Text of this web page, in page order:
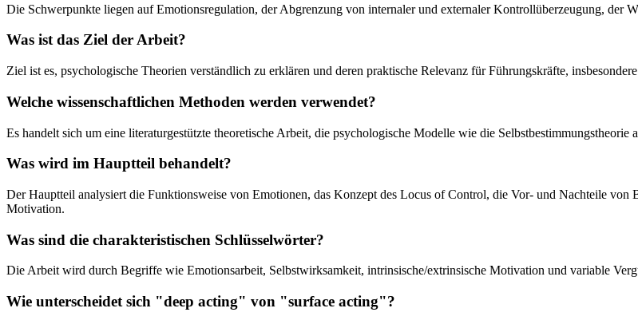
Die Schwerpunkte liegen auf Emotionsregulation, der Abgrenzung von internaler und externaler Kontrollüberzeugung, der
Was ist das Ziel der Arbeit?
Ziel ist es, psychologische Theorien verständlich zu erklären und deren praktische Relevanz für Führungskräfte,
Welche wissenschaftlichen Methoden werden verwendet?
Es handelt sich um eine literaturgestützte theoretische Arbeit, die psychologische Modelle wie die Selbstbestimmungstheorie
Was wird im Hauptteil behandelt?
Der Hauptteil analysiert die Funktionsweise von Emotionen, das Konzept des Locus of Control, die Vor- und Nachteile
Motivation.
Was sind die charakteristischen Schlüsselwörter?
Die Arbeit wird durch Begriffe wie Emotionsarbeit, Selbstwirksamkeit, intrinsische/extrinsische Motivation und variable
Wie unterscheidet sich "deep acting" von "surface acting"?